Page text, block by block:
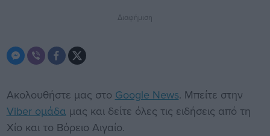
Διαφήμιση
Ακολουθήστε μας στο Google News. Μπείτε στην
Viber ομάδα μας και δείτε όλες τις ειδήσεις από τη
Χίο και το Βόρειο Αιγαίο.